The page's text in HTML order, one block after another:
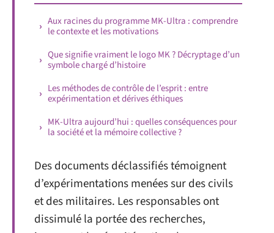
Aux racines du programme MK-Ultra : comprendre
le contexte et les motivations
Que signifie vraiment le logo MK ? Décryptage d’un
symbole chargé d’histoire
Les méthodes de contrôle de l’esprit : entre
expérimentation et dérives éthiques
MK-Ultra aujourd’hui : quelles conséquences pour
la société et la mémoire collective ?
Des documents déclassifiés témoignent
d’expérimentations menées sur des civils
et des militaires. Les responsables ont
dissimulé la portée des recherches,